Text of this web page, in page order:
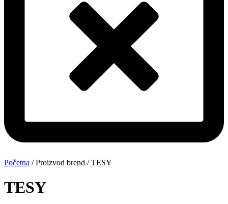
Početna / Proizvod brend / TESY
TESY